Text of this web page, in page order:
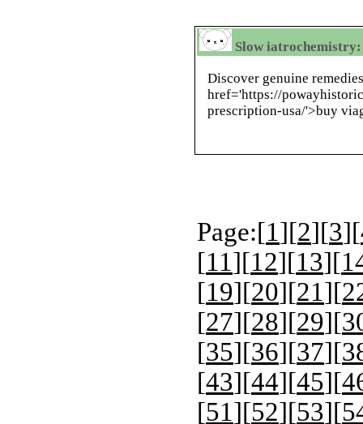
Slow
Discover genuine
href='https://
prescription-usa/'>buy
Page:[1][2][3][
[11][12][13][
[19][20][21][
[27][28][29][
[35][36][37][
[43][44][45][
[51][52][53][